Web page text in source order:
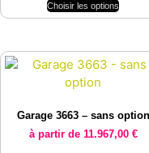
Choisir les options
Garage 3663 – sans option
à partir de 11.967,00 €